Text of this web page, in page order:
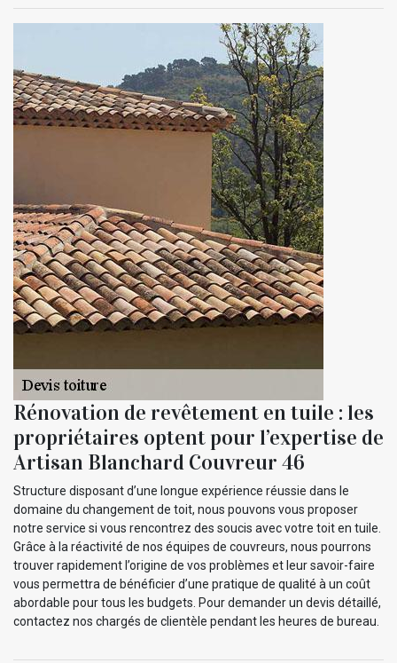
Rénovation de revêtement en tuile : les
propriétaires optent pour l’expertise de
Artisan Blanchard Couvreur 46
Structure disposant d’une longue expérience réussie dans le
domaine du changement de toit, nous pouvons vous proposer
notre service si vous rencontrez des soucis avec votre toit en tuile.
Grâce à la réactivité de nos équipes de couvreurs, nous pourrons
trouver rapidement l’origine de vos problèmes et leur savoir-faire
vous permettra de bénéficier d’une pratique de qualité à un coût
abordable pour tous les budgets. Pour demander un devis détaillé,
contactez nos chargés de clientèle pendant les heures de bureau.